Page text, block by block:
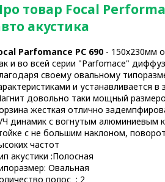
товар Focal
акустика
Parfomance PC 690 - 150х230мм
и во всей серии "Parfomace"
своему овальному
и устанавливается
довольно таки мощный
жесткая отлично
динамик с вогнутым алюминиевым
с не большим наклоном,
частот
акустики :Полосная
Овальная
полос : 2